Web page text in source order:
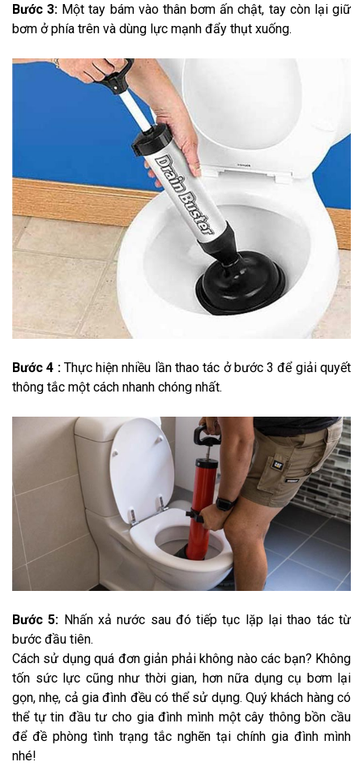
Bước 3: Một tay bám vào thân bơm ấn chật, tay còn lại giữ
bơm ở phía trên và dùng lực mạnh đẩy thụt xuống.
Bước 4 :Thực hiện nhiều lần thao tác ở bước 3 để giải quyết
thông tắc một cách nhanh chóng nhất.
Bước 5: Nhấn xả nước sau đó tiếp tục lặp lại thao tác từ
bước đầu tiên.
Cách sử dụng quá đơn giản phải không nào các bạn? Không
tốn sức lực cũng như thời gian, hơn nữa dụng cụ bơm lại
gọn, nhẹ, cả gia đình đều có thể sử dụng. Quý khách hàng có
thể tự tin đầu tư cho gia đình mình một cây thông bồn cầu
để đề phòng tình trạng tắc nghẽn tại chính gia đình mình
nhé!